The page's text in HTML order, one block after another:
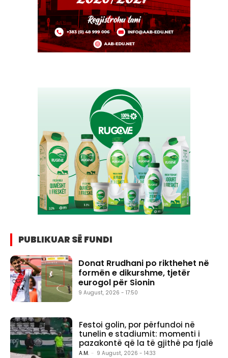
PUBLIKUAR SË FUNDI
Donat Rrudhani po rikthehet në
formën e dikurshme, tjetër
eurogol për Sionin
9 August, 2026 - 17:50
Festoi golin, por përfundoi në
tunelin e stadiumit: momenti i
pazakontë që la të gjithë pa fjalë
A.M. - 9 August, 2026 - 14:33